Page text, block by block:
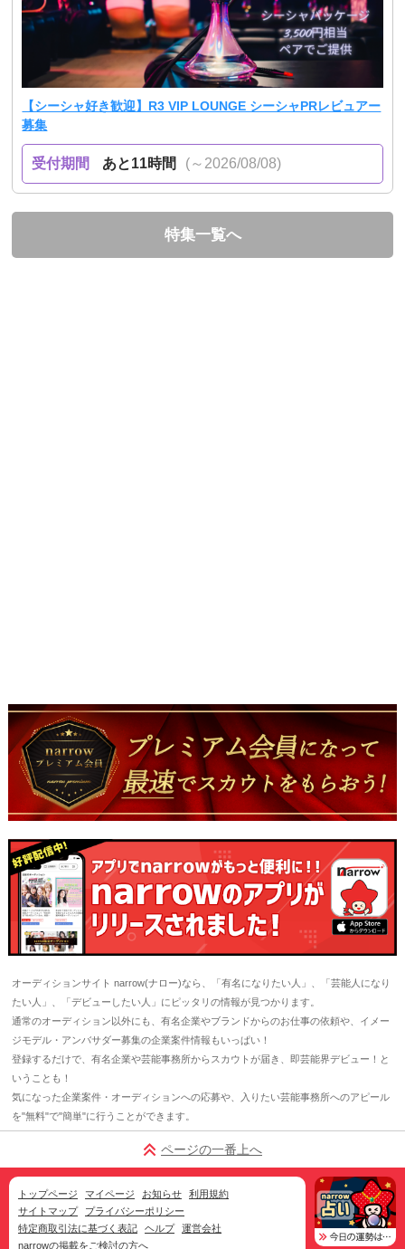
【シーシャ好き歓迎】R3 VIP LOUNGE シーシャPRレビュアー
募集
受付期間 あと11時間 (～2026/08/08)
特集一覧へ
オーディションサイト narrow(ナロー)なら、「有名になりたい人」、「芸能人になり
たい人」、「デビューしたい人」にピッタリの情報が見つかります。
通常のオーディション以外にも、有名企業やブランドからのお仕事の依頼や、イメー
ジモデル・アンバサダー募集の企業案件情報もいっぱい！
登録するだけで、有名企業や芸能事務所からスカウトが届き、即芸能界デビュー！と
いうことも！
気になった企業案件・オーディションへの応募や、入りたい芸能事務所へのアピール
を"無料"で"簡単"に行うことができます。
ページの一番上へ
トップページ マイページ お知らせ
利用規約
サイトマップ
プライバシーポリシー
特定商取引法に基づく表記
ヘルプ
運営会社
narrowの掲載をご検討の方へ